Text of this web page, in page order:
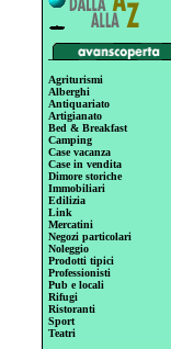
Agriturismi
Alberghi
Antiquariato
Artigianato
Bed & Breakfast
Camping
Case vacanza
Case in vendita
Dimore storiche
Immobiliari
Edilizia
Link
Mercatini
Negozi particolari
Noleggio
Prodotti tipici
Professionisti
Pub e locali
Rifugi
Ristoranti
Sport
Teatri